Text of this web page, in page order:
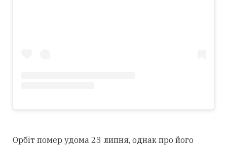
Орбіт помер удома 23 липня, однак про його